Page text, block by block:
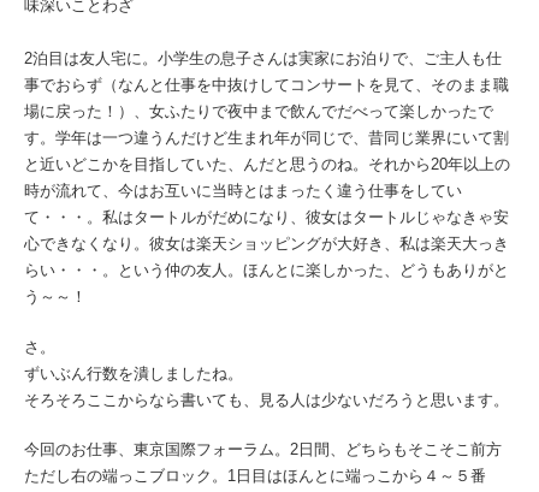
味深いことわざ
2泊目は友人宅に。小学生の息子さんは実家にお泊りで、ご主人も仕
事でおらず（なんと仕事を中抜けしてコンサートを見て、そのまま職
場に戻った！）、女ふたりで夜中まで飲んでだべって楽しかったで
す。学年は一つ違うんだけど生まれ年が同じで、昔同じ業界にいて割
と近いどこかを目指していた、んだと思うのね。それから20年以上の
時が流れて、今はお互いに当時とはまったく違う仕事をしてい
て・・・。私はタートルがだめになり、彼女はタートルじゃなきゃ安
心できなくなり。彼女は楽天ショッピングが大好き、私は楽天大っき
らい・・・。という仲の友人。ほんとに楽しかった、どうもありがと
う～～！
さ。
ずいぶん行数を潰しましたね。
そろそろここからなら書いても、見る人は少ないだろうと思います。
今回のお仕事、東京国際フォーラム。2日間、どちらもそこそこ前方
ただし右の端っこブロック。1日目はほんとに端っこから４～５番